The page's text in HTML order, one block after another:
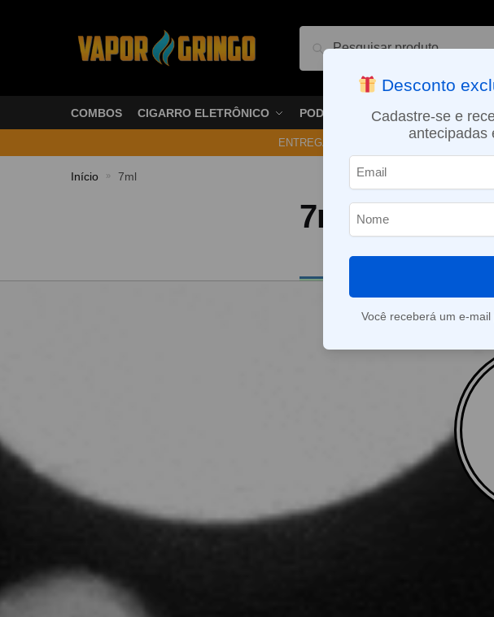
Pesquisar
COMBOS CIGARRO ELETRÔNICO PODS VAPORIZADOR DE
ENTREGA NO MESMO DIA EM SÃO
Início » 7ml
7ml
Nenhum produto foi encontrado
Desconto
Cadastre-se e
antecipadas
Você receberá um e-